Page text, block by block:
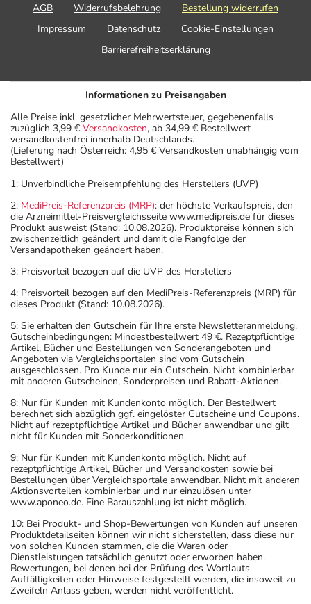
AGB Widerrufsbelehrung
Bestellung widerrufen
Impressum
Datenschutz
Cookie-Einstellungen
Barrierefreiheitserklärung
Informationen zu Preisangaben
Alle Preise inkl. gesetzlicher Mehrwertsteuer, gegebenenfalls
zuzüglich 3,99 € Versandkosten, ab 34,99 € Bestellwert
versandkostenfrei innerhalb Deutschlands.
(Lieferung nach Österreich: 4,95 € Versandkosten unabhängig vom
Bestellwert)
1: Unverbindliche Preisempfehlung des Herstellers (UVP)
2: MediPreis-Referenzpreis (MRP): der höchste Verkaufspreis, den
die Arzneimittel-Preisvergleichsseite www.medipreis.de für dieses
Produkt ausweist (Stand: 10.08.2026). Produktpreise können sich
zwischenzeitlich geändert und damit die Rangfolge der
Versandapotheken geändert haben.
3: Preisvorteil bezogen auf die UVP des Herstellers
4: Preisvorteil bezogen auf den MediPreis-Referenzpreis (MRP) für
dieses Produkt (Stand: 10.08.2026).
5: Sie erhalten den Gutschein für Ihre erste Newsletteranmeldung.
Gutscheinbedingungen: Mindestbestellwert 49 €. Rezeptpflichtige
Artikel, Bücher und Bestellungen von Sonderangeboten und
Angeboten via Vergleichsportalen sind vom Gutschein
ausgeschlossen. Pro Kunde nur ein Gutschein. Nicht kombinierbar
mit anderen Gutscheinen, Sonderpreisen und Rabatt-Aktionen.
8: Nur für Kunden mit Kundenkonto möglich. Der Bestellwert
berechnet sich abzüglich ggf. eingelöster Gutscheine und Coupons.
Nicht auf rezeptpflichtige Artikel und Bücher anwendbar und gilt
nicht für Kunden mit Sonderkonditionen.
9: Nur für Kunden mit Kundenkonto möglich. Nicht auf
rezeptpflichtige Artikel, Bücher und Versandkosten sowie bei
Bestellungen über Vergleichsportale anwendbar. Nicht mit anderen
Aktionsvorteilen kombinierbar und nur einzulösen unter
www.aponeo.de. Eine Barauszahlung ist nicht möglich.
10: Bei Produkt- und Shop-Bewertungen von Kunden auf unseren
Produktdetailseiten können wir nicht sicherstellen, dass diese nur
von solchen Kunden stammen, die die Waren oder
Dienstleistungen tatsächlich genutzt oder erworben haben.
Bewertungen, bei denen bei der Prüfung des Wortlauts
Auffälligkeiten oder Hinweise festgestellt werden, die insoweit zu
Zweifeln Anlass geben, werden nicht veröffentlicht.